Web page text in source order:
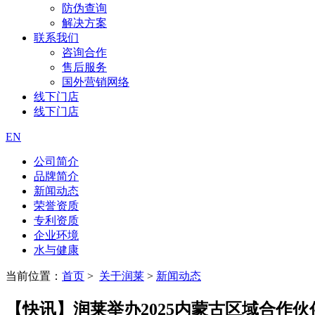
防伪查询
解决方案
联系我们
咨询合作
售后服务
国外营销网络
线下门店
线下门店
EN
公司简介
品牌简介
新闻动态
荣誉资质
专利资质
企业环境
水与健康
当前位置： 首页 > 关于润莱 > 新闻动态
【快讯】润莱举办2025内蒙古区域合作